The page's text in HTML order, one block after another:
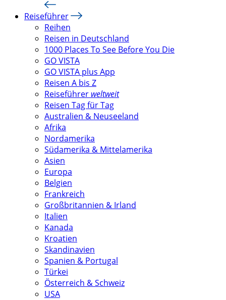
Reiseführer
Reihen
Reisen in Deutschland
1000 Places To See Before You Die
GO VISTA
GO VISTA plus App
Reisen A bis Z
Reiseführer weltweit
Reisen Tag für Tag
Australien & Neuseeland
Afrika
Nordamerika
Südamerika & Mittelamerika
Asien
Europa
Belgien
Frankreich
Großbritannien & Irland
Italien
Kanada
Kroatien
Skandinavien
Spanien & Portugal
Türkei
Österreich & Schweiz
USA